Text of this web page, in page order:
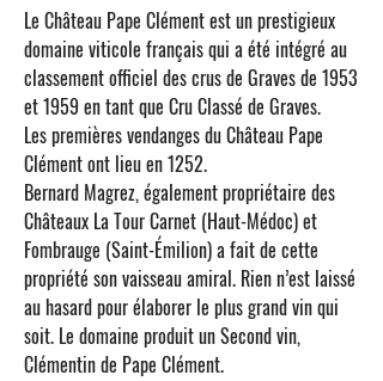
Le Château Pape Clémentest un prestigieux
domaine viticole français qui a été intégré au
classement officiel des crus de Graves de 1953
et 1959 en tant que Cru Classé de Graves.
Les premières vendanges duChâteau Pape
Clémentont lieu en 1252.
Bernard Magrez, également propriétaire des
Châteaux La Tour Carnet (Haut-Médoc) et
Fombrauge (Saint-Émilion) a fait de cette
propriété son vaisseau amiral. Rien n’est laissé
au hasard pour élaborer le plus grand vin qui
soit. Le domaine produit un Second vin,
Clémentin de Pape Clément.